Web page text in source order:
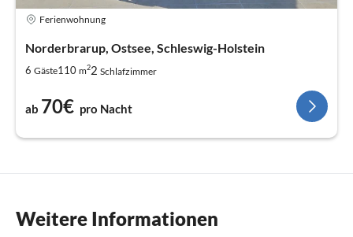
Ferienwohnung
Norderbrarup, Ostsee, Schleswig-Holstein
6 Gäste110 m22 Schlafzimmer
ab 70€ pro Nacht
Weitere Informationen